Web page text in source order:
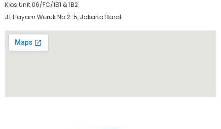
Kios Unit 06/FC/1B1 & 1B2
Jl. Hayam Wuruk No.2-5, Jakarta Barat